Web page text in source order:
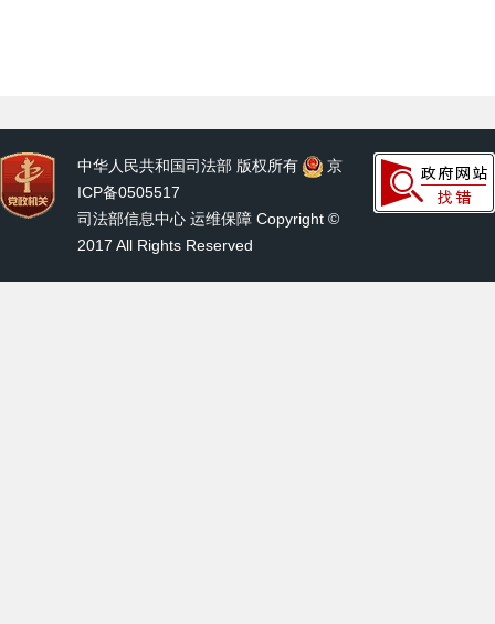
中华人民共和国司法部 版权所有
京
ICP备0505517
司法部信息中心 运维保障 Copyright ©
2017 All Rights Reserved